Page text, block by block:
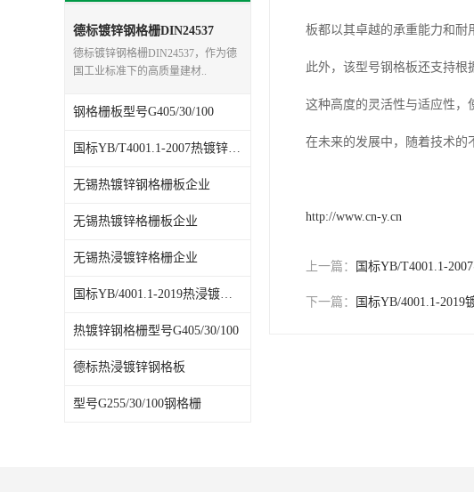
德标镀锌钢格栅DIN24537
德标镀锌钢格栅DIN24537，作为德
国工业标准下的高质量建材..
钢格栅板型号G405/30/100
国标YB/T4001.1-2007热镀锌格栅板
无锡热镀锌钢格栅板企业
无锡热镀锌格栅板企业
无锡热浸镀锌格栅企业
国标YB/4001.1-2019热浸镀锌钢格板
热镀锌钢格栅型号G405/30/100
德标热浸镀锌钢格板
型号G255/30/100钢格栅
板都以其卓越的承重能力和耐
此外，该型号钢格板还支持根
这种高度的灵活性与适应性，
在未来的发展中，随着技术的
http://www.cn-y.cn
上一篇： 国标YB/T4001.1-
下一篇： 国标YB/4001.1-2019